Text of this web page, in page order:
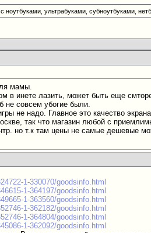
ноутбуками, ультрабуками, субноутбуками,
мамы.
в инете лазить, может быть еще
не совсем убогие были.
не надо. Главное это качество
так что магазин любой с
но т.к там цены не самые дешевые
1-330070/goodsinfo.html
1-364197/goodsinfo.html
1-363560/goodsinfo.html
1-362182/goodsinfo.html
1-364804/goodsinfo.html
1-362092/goodsinfo.html